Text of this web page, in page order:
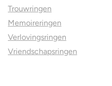
Trouwringen
Memoireringen
Verlovingsringen
Vriendschapsringen